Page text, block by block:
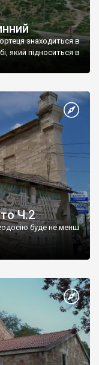
знаходиться в
який підноситься в
Ч.2
буде не менш